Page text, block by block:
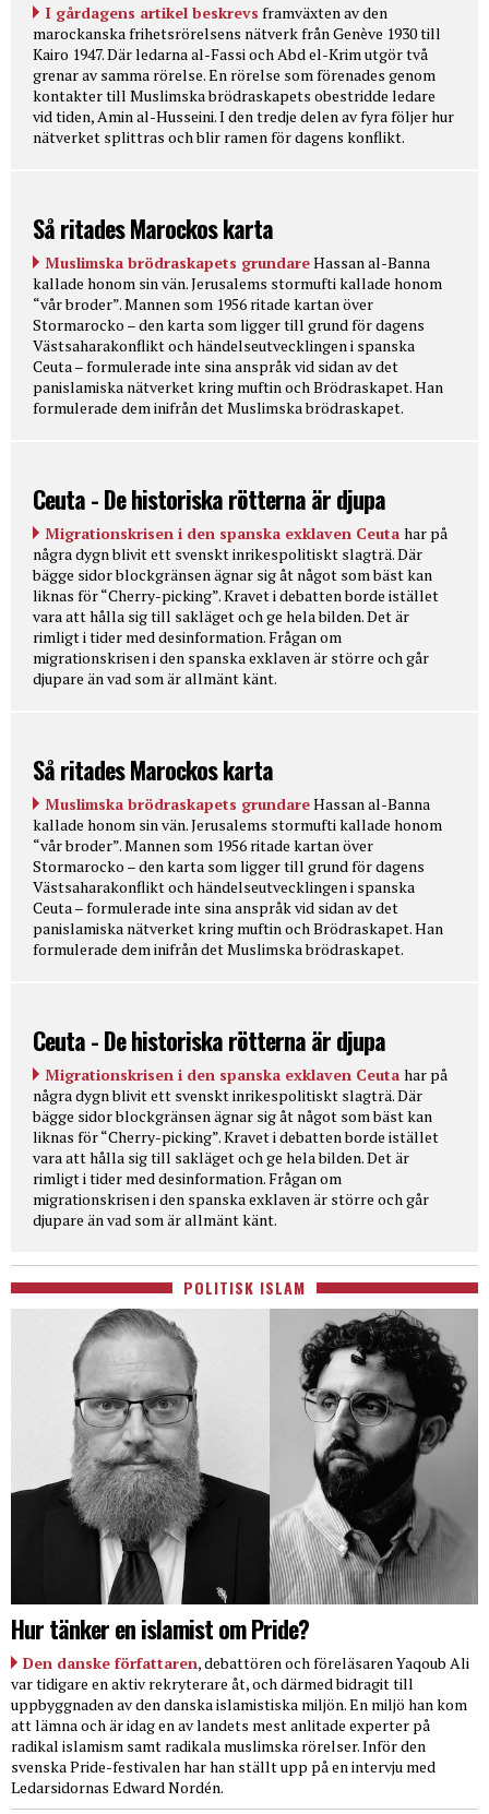
I gårdagens artikel beskrevs framväxten av den
marockanska frihetsrörelsens nätverk från Genève 1930 till
Kairo 1947. Där ledarna al-Fassi och Abd el-Krim utgör två
grenar av samma rörelse. En rörelse som förenades genom
kontakter till Muslimska brödraskapets obestridde ledare
vid tiden, Amin al-Husseini. I den tredje delen av fyra följer hur
nätverket splittras och blir ramen för dagens konflikt.
Så ritades Marockos karta
Muslimska brödraskapets grundareHassan al-Banna
kallade honom sin vän. Jerusalems stormufti kallade honom
“vår broder”. Mannen som 1956 ritade kartan över
Stormarocko – den karta som ligger till grund för dagens
Västsaharakonflikt och händelseutvecklingen i spanska
Ceuta – formulerade inte sina anspråk vid sidan av det
panislamiska nätverket kring muftin och Brödraskapet. Han
formulerade dem inifrån det Muslimska brödraskapet.
Ceuta - De historiska rötterna är djupa
Migrationskrisen i den spanska exklaven Ceuta har på
några dygn blivit ett svenskt inrikespolitiskt slagträ. Där
bägge sidor blockgränsen ägnar sig åt något som bäst kan
liknas för “Cherry-picking”. Kravet i debatten borde istället
vara att hålla sig till sakläget och ge hela bilden. Det är
rimligt i tider med desinformation. Frågan om
migrationskrisen i den spanska exklaven är större och går
djupare än vad som är allmänt känt.
Så ritades Marockos karta
Muslimska brödraskapets grundareHassan al-Banna
kallade honom sin vän. Jerusalems stormufti kallade honom
“vår broder”. Mannen som 1956 ritade kartan över
Stormarocko – den karta som ligger till grund för dagens
Västsaharakonflikt och händelseutvecklingen i spanska
Ceuta – formulerade inte sina anspråk vid sidan av det
panislamiska nätverket kring muftin och Brödraskapet. Han
formulerade dem inifrån det Muslimska brödraskapet.
Ceuta - De historiska rötterna är djupa
Migrationskrisen i den spanska exklaven Ceuta har på
några dygn blivit ett svenskt inrikespolitiskt slagträ. Där
bägge sidor blockgränsen ägnar sig åt något som bäst kan
liknas för “Cherry-picking”. Kravet i debatten borde istället
vara att hålla sig till sakläget och ge hela bilden. Det är
rimligt i tider med desinformation. Frågan om
migrationskrisen i den spanska exklaven är större och går
djupare än vad som är allmänt känt.
POLITISK ISLAM
Hur tänker en islamist om Pride?
Den danske författaren, debattören och föreläsaren Yaqoub Ali
var tidigare en aktiv rekryterare åt, och därmed bidragit till
uppbyggnaden av den danska islamistiska miljön. En miljö han kom
att lämna och är idag en av landets mest anlitade experter på
radikal islamism samt radikala muslimska rörelser. Inför den
svenska Pride-festivalen har han ställt upp på en intervju med
Ledarsidornas Edward Nordén.